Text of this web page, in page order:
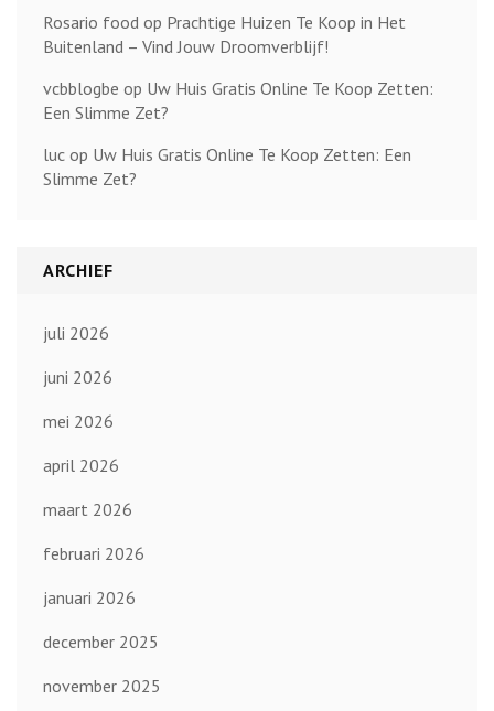
Rosario food op Prachtige Huizen Te Koop in Het
Buitenland – Vind Jouw Droomverblijf!
vcbblogbe op Uw Huis Gratis Online Te Koop Zetten:
Een Slimme Zet?
luc op Uw Huis Gratis Online Te Koop Zetten: Een
Slimme Zet?
ARCHIEF
juli 2026
juni 2026
mei 2026
april 2026
maart 2026
februari 2026
januari 2026
december 2025
november 2025